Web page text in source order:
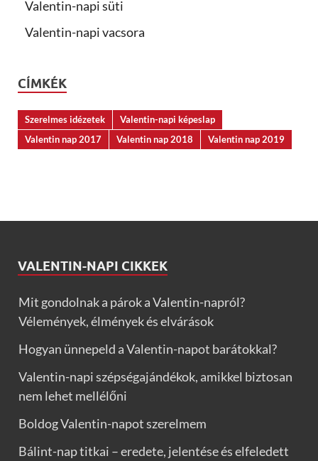
Valentin-napi süti
Valentin-napi vacsora
CÍMKÉK
Szerelmes idézetek
Valentin-napi képeslap
Valentin nap 2017
Valentin nap 2018 Valentin nap 2019
VALENTIN-NAPI CIKKEK
Mit gondolnak a párok a Valentin-napról?
Vélemények, élmények és elvárások
Hogyan ünnepeld a Valentin-napot barátokkal?
Valentin-napi szépségajándékok, amikkel biztosan
nem lehet mellélőni
Boldog Valentin-napot szerelmem
Bálint-nap titkai – eredete, jelentése és elfeledett